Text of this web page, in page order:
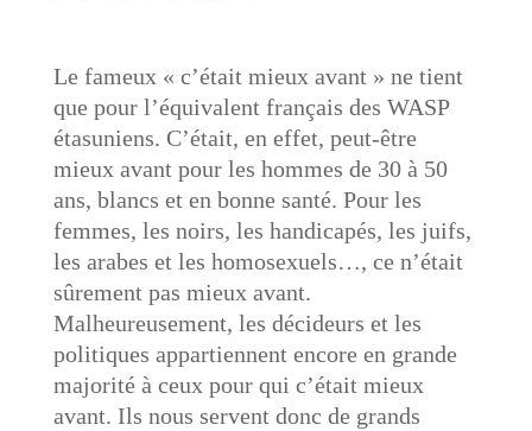
Le fameux « c’était mieux avant » ne tient
que pour l’équivalent français des WASP
étasuniens. C’était, en effet, peut-être
mieux avant pour les hommes de 30 à 50
ans, blancs et en bonne santé. Pour les
femmes, les noirs, les handicapés, les juifs,
les arabes et les homosexuels…, ce n’était
sûrement pas mieux avant.
Malheureusement, les décideurs et les
politiques appartiennent encore en grande
majorité à ceux pour qui c’était mieux
avant. Ils nous servent donc de grands